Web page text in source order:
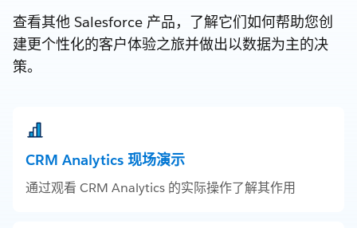
查看其他 Salesforce 产品，了解它们如何帮助您创
建更个性化的客户体验之旅并做出以数据为主的决
策。
CRM Analytics 现场演示
通过观看 CRM Analytics 的实际操作了解其作用